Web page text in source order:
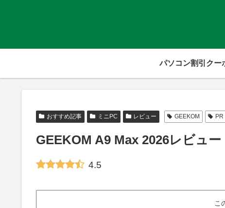
パソコン割引クー
おすすめ記事 ミニPC レビュー GEEKOM PR
GEEKOM A9 Max 2026レビュ
4.5
こ